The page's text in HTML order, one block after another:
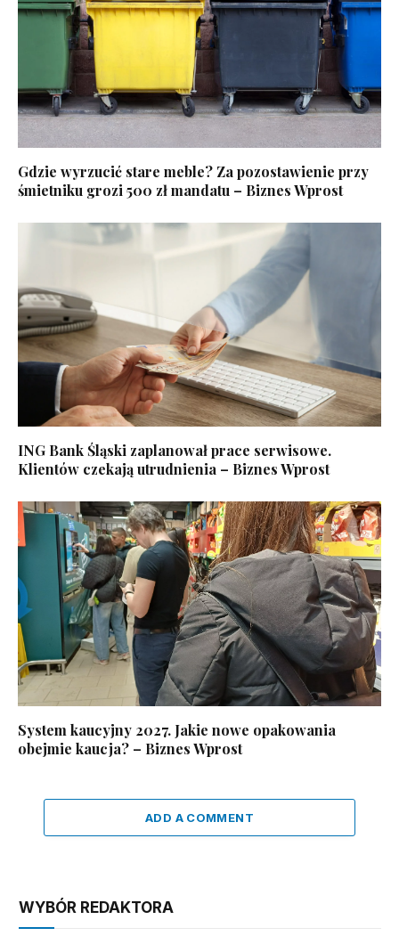
Gdzie wyrzucić stare meble? Za pozostawienie przy
śmietniku grozi 500 zł mandatu – Biznes Wprost
ING Bank Śląski zaplanował prace serwisowe.
Klientów czekają utrudnienia – Biznes Wprost
System kaucyjny 2027. Jakie nowe opakowania
obejmie kaucja? – Biznes Wprost
ADD A COMMENT
WYBÓR REDAKTORA